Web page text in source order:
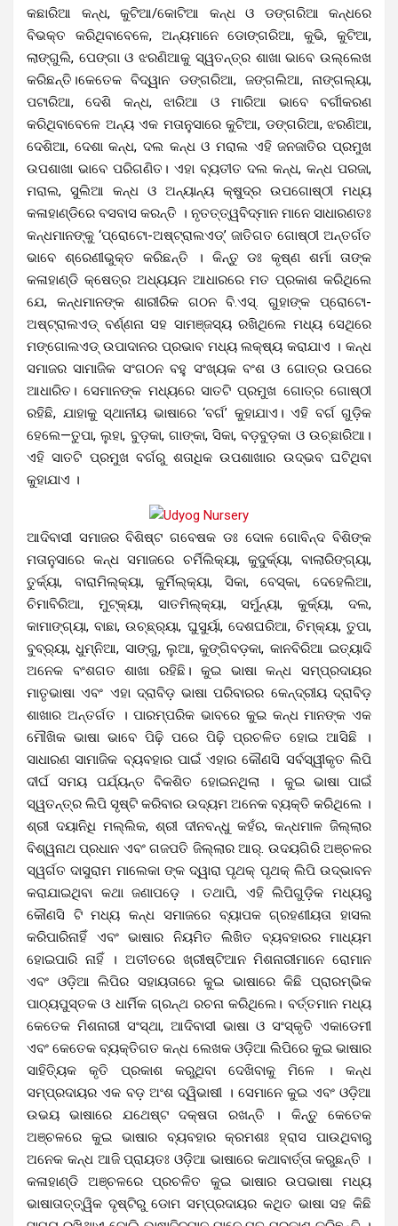
କଛାରିଆ କନ୍ଧ, କୁଟିଆ/କୋଟିଆ କନ୍ଧ ଓ ଡଙ୍ଗରିଆ କନ୍ଧରେ
ବିଭକ୍ତ କରିଥିବାବେଳେ, ଅନ୍ୟମାନେ ଡୋଙ୍ଗରିଆ, କୁଭି, କୁଟିଆ,
ଲାଙ୍ଗୁଲି, ପେଙ୍ଗା ଓ ଝରଣିଆକୁ ସ୍ୱତନ୍ତ୍ର ଶାଖା ଭାବେ ଉଲ୍ଲେଖ
କରିଛନ୍ତି।‌କେତେକ ବିଦ୍ୱାନ ଡଙ୍ଗରିଆ, ଜଙ୍ଗଲିଆ, ନାଙ୍ଗଲ୍ୟା,
ପଟାରିଆ, ଦେଶି କନ୍ଧ, ଝାରିଆ ଓ ମାରିଆ ଭାବେ ବର୍ଗୀକରଣ
କରିଥିବାବେଳେ ଅନ୍ୟ ଏକ ମତାନୁସାରେ କୁଟିଆ, ଡଙ୍ଗରିଆ, ଝରଣିଆ,
ଦେଶିଆ, ଦେଶା କନ୍ଧ, ଦଲ କନ୍ଧ ଓ ମରାଲ ଏହି ଜନଜାତିର ପ୍ରମୁଖ
ଉପଶାଖା ଭାବେ ପରିଗଣିତ। ଏହା ବ୍ୟତୀତ ଦଲ କନ୍ଧ, କନ୍ଧ ପରଜା,
ମରାଲ, ସୁଲିଆ କନ୍ଧ ଓ ଅନ୍ୟାନ୍ୟ କ୍ଷୁଦ୍ର ଉପଗୋଷ୍ଠୀ ମଧ୍ୟ
କଳାହାଣ୍ଡିରେ ବସବାସ କରନ୍ତି । ନୃତତ୍ତ୍ୱବିଦ୍ମାନ ମାନେ ସାଧାରଣତଃ
କନ୍ଧମାନଙ୍କୁ ‘ପ୍ରୋଟୋ-ଅଷ୍ଟ୍ରାଲଏଡ୍’ ଜାତିଗତ ଗୋଷ୍ଠୀ ଅନ୍ତର୍ଗତ
ଭାବେ ଶ୍ରେଣୀଭୁକ୍ତ କରିଛନ୍ତି । କିନ୍ତୁ ଡଃ କୃଷ୍ଣ ଶର୍ମା ତାଙ୍କ
କଳାହାଣ୍ଡି କ୍ଷେତ୍ର ଅଧ୍ୟୟନ ଆଧାରରେ ମତ ପ୍ରକାଶ କରିଥିଲେ
ଯେ, କନ୍ଧମାନଙ୍କ ଶାରୀରିକ ଗଠନ ବି.ଏସ୍. ଗୁହାଙ୍କ ପ୍ରୋଟୋ-
ଅଷ୍ଟ୍ରାଲଏଡ୍ ବର୍ଣ୍ଣନା ସହ ସାମଞ୍ଜସ୍ୟ ରଖିଥିଲେ ମଧ୍ୟ ସେଥିରେ
ମଙ୍ଗୋଲଏଡ୍ ଉପାଦାନର ପ୍ରଭାବ ମଧ୍ୟ ଲକ୍ଷ୍ୟ କରାଯାଏ । କନ୍ଧ
ସମାଜର ସାମାଜିକ ସଂଗଠନ ବହୁ ସଂଖ୍ୟକ ବଂଶ ଓ ଗୋତ୍ର ଉପରେ
ଆଧାରିତ। ସେମାନଙ୍କ ମଧ୍ୟରେ ସାତଟି ପ୍ରମୁଖ ଗୋତ୍ର ଗୋଷ୍ଠୀ
ରହିଛି, ଯାହାକୁ ସ୍ଥାନୀୟ ଭାଷାରେ ‘ବର୍ଗ’ କୁହାଯାଏ। ଏହି ବର୍ଗ ଗୁଡ଼ିକ
ହେଲେ—ତୁପା, ଲୁହା, ବୁଡ଼କା, ଗାଙ୍କା, ସିକା, ବଡ଼ବୁଡ଼କା ଓ ଉଚ୍ଛାରିଆ।
ଏହି ସାତଟି ପ୍ରମୁଖ ବର୍ଗରୁ ଶତାଧିକ ଉପଶାଖାର ଉଦ୍ଭବ ଘଟିଥିବା
କୁହାଯାଏ ।
ଆଦିବାସୀ ସମାଜର ବିଶିଷ୍ଟ ଗବେଷକ ଡଃ ଦୋଳ ଗୋବିନ୍ଦ ବିଶିଙ୍କ
ମତାନୁସାରେ କନ୍ଧ ସମାଜରେ ଚର୍ମିଲିକ୍ୟା, କୁଦୁର୍କ୍ୟା, ବାଲାରିଙ୍ଗ୍ୟା,
ତୁର୍କ୍ୟା, ବାରାମିଲ୍କ୍ୟା, କୁର୍ମିଲ୍କ୍ୟା, ସିକା, ବେସ୍କା, ଦେହେଲିଆ,
ଚିମାବିରିଆ, ମୁଟ୍କ୍ୟା, ସାତମିଲ୍କ୍ୟା, ସର୍ମୁନ୍ୟା, କୁର୍କ୍ୟା, ଦଲ,
କାମାଙ୍ଗ୍ୟା, ବାଛା, ଉଚ୍ଛ୍ର୍ୟା, ଘୁସୁର୍ୟା, ଦେଶଘରିଆ, ଚିମ୍କ୍ୟା, ତୁପା,
ବୁବ୍ର୍ୟା, ଧୁମ୍ନିଆ, ସାଙ୍ଗୁ, ଲୁଆ, କୁଙ୍ଗିବଡ଼କା, କାନବିରିଆ ଇତ୍ୟାଦି
ଅନେକ ବଂଶଗତ ଶାଖା ରହିଛି। କୁଇ ଭାଷା କନ୍ଧ ସମ୍ପ୍ରଦାୟର
ମାତୃଭାଷା ଏବଂ ଏହା ଦ୍ରାବିଡ଼ ଭାଷା ପରିବାରର କେନ୍ଦ୍ରୀୟ ଦ୍ରାବିଡ଼
ଶାଖାର ଅନ୍ତର୍ଗତ । ପାରମ୍ପରିକ ଭାବରେ କୁଇ କନ୍ଧ ମାନଙ୍କ ଏକ
ମୌଖିକ ଭାଷା ଭାବେ ପିଢ଼ି ପରେ ପିଢ଼ି ପ୍ରଚଳିତ ହୋଇ ଆସିଛି ।
ସାଧାରଣ ସାମାଜିକ ବ୍ୟବହାର ପାଇଁ ଏହାର କୌଣସି ସର୍ବସ୍ୱୀକୃତ ଲିପି
ଦୀର୍ଘ ସମୟ ପର୍ଯ୍ୟନ୍ତ ବିକଶିତ ହୋଇନଥିଲା । କୁଇ ଭାଷା ପାଇଁ
ସ୍ୱତନ୍ତ୍ର ଲିପି ସୃଷ୍ଟି କରିବାର ଉଦ୍ୟମ ଅନେକ ବ୍ୟକ୍ତି କରିଥିଲେ ।
ଶ୍ରୀ ଦୟାନିଧି ମଲ୍ଲିକ, ଶ୍ରୀ ଦୀନବନ୍ଧୁ କହଁର, କନ୍ଧମାଳ ଜିଲ୍ଲାର
ବିଶ୍ୱନାଥ ପ୍ରଧାନ ଏବଂ ଗଜପତି ଜିଲ୍ଲାର ଆର୍‍. ଉଦୟଗିରି ଅଞ୍ଚଳର
ସ୍ୱର୍ଗତ ଦାସୁରାମ ମାଲେକା ଙ୍କ ଦ୍ୱାରା ପୃଥକ୍ ପୃଥକ୍ ଲିପି ଉଦ୍ଭାବନ
କରାଯାଇଥିବା କଥା ଜଣାପଡ଼େ । ତଥାପି, ଏହି ଲିପିଗୁଡ଼ିକ ମଧ୍ୟରୁ
କୌଣସି ଟି ମଧ୍ୟ କନ୍ଧ ସମାଜରେ ବ୍ୟାପକ ଗ୍ରହଣୀୟତା ହାସଲ
କରିପାରିନାହିଁ ଏବଂ ଭାଷାର ନିୟମିତ ଲିଖିତ ବ୍ୟବହାରର ମାଧ୍ୟମ
ହୋଇପାରି ନାହିଁ । ଅତୀତରେ ଖ୍ରୀଷ୍ଟିଆନ ମିଶନାରୀମାନେ ରୋମାନ
ଏବଂ ଓଡ଼ିଆ ଲିପିର ସହାୟତାରେ କୁଇ ଭାଷାରେ କିଛି ପ୍ରାରମ୍ଭିକ
ପାଠ୍ୟପୁସ୍ତକ ଓ ଧାର୍ମିକ ଗ୍ରନ୍ଥ ରଚନା କରିଥିଲେ। ବର୍ତ୍ତମାନ ମଧ୍ୟ
କେତେକ ମିଶନାରୀ ସଂସ୍ଥା, ଆଦିବାସୀ ଭାଷା ଓ ସଂସ୍କୃତି ଏକାଡେମୀ
ଏବଂ କେତେକ ବ୍ୟକ୍ତିଗତ କନ୍ଧ ଲେଖକ ଓଡ଼ିଆ ଲିପିରେ କୁଇ ଭାଷାର
ସାହିତ୍ୟିକ କୃତି ପ୍ରକାଶ କରୁଥିବା ଦେଖିବାକୁ ମିଳେ । କନ୍ଧ
ସମ୍ପ୍ରଦାୟର ଏକ ବଡ଼ ଅଂଶ ଦ୍ୱିଭାଷୀ । ସେମାନେ କୁଇ ଏବଂ ଓଡ଼ିଆ
ଉଭୟ ଭାଷାରେ ଯଥେଷ୍ଟ ଦକ୍ଷତା ରଖନ୍ତି । କିନ୍ତୁ କେତେକ
ଅଞ୍ଚଳରେ କୁଇ ଭାଷାର ବ୍ୟବହାର କ୍ରମଶଃ ହ୍ରାସ ପାଉଥିବାରୁ
ଅନେକ କନ୍ଧ ଆଜି ପ୍ରାୟତଃ ଓଡ଼ିଆ ଭାଷାରେ କଥାବାର୍ତ୍ତା କରୁଛନ୍ତି ।
କଳାହାଣ୍ଡି ଅଞ୍ଚଳରେ ପ୍ରଚଳିତ କୁଇ ଭାଷାର ଉପଭାଷା ମଧ୍ୟ
ଭାଷାତାତ୍ତ୍ୱିକ ଦୃଷ୍ଟିରୁ ଡୋମ ସମ୍ପ୍ରଦାୟର କଥିତ ଭାଷା ସହ କିଛି